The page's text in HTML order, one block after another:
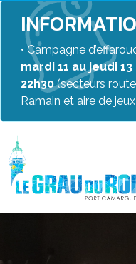
• Campagne
mardi 11 au jeudi
22h30(secteurs
Ramain et aire de